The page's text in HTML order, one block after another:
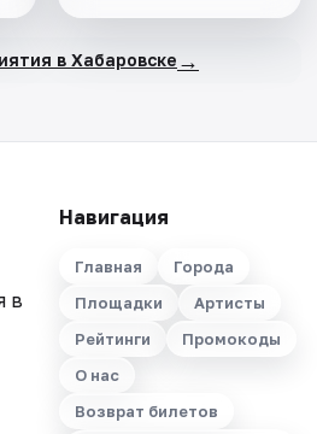
в Хабаровске →
в
Навигация
Главная
Города
Площадки
Артисты
Рейтинги
Промокоды
О нас
Возврат билетов